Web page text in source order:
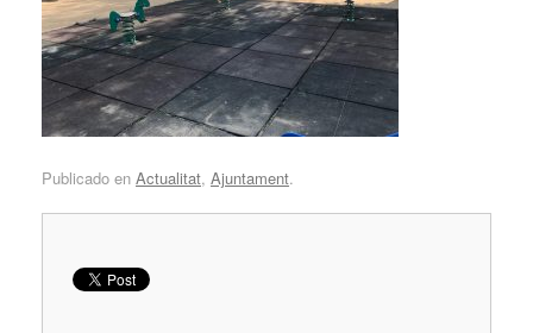
Publicado en Actualitat, Ajuntament.